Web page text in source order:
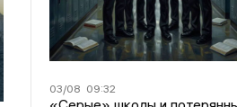
03/08 09:32